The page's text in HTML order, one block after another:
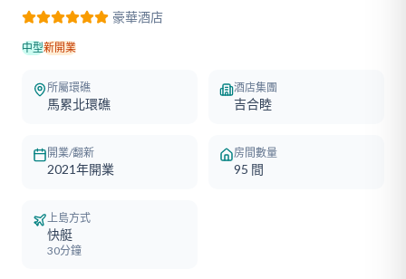
豪華酒店
中型新開業
所屬環礁
馬累北環礁
酒店集團
吉合睦
開業/翻新
2021年開業
房間數量
95 間
上島方式
快艇
30分鐘